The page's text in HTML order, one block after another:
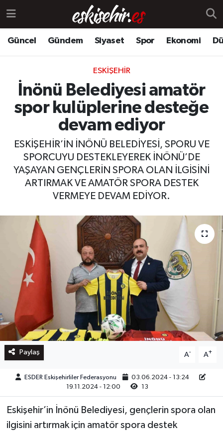
Güncel Gündem Siyaset Spor Ekonomi
ESKIŞEHIR
İnönü Belediyesi amatör
spor kulüplerine desteğe
devam ediyor
ESKİŞEHİR’İN İNÖNÜ BELEDİYESİ, SPORU VE
SPORCUYU DESTEKLEYEREK İNÖNÜ’DE
YAŞAYAN GENÇLERİN SPORA OLAN İLGİSİNİ
ARTIRMAK VE AMATÖR SPORA DESTEK
VERMEYE DEVAM EDİYOR.
Paylaş A- A+
ESDER Eskişehirliler Federasyonu
03.06.2024 - 13:24
19.11.2024 - 12:00
13
Eskişehir’in İnönü Belediyesi, gençlerin spora olan
ilgisini artırmak için amatör spora destek